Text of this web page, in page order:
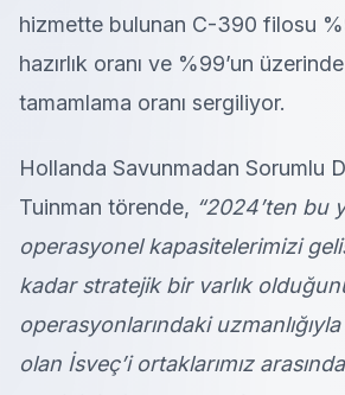
hizmette bulunan C-390 filosu
hazırlık oranı ve %99’un
tamamlama oranı sergiliyor.
Hollanda Savunmadan Sorumlu
Tuinman törende, “2024’ten bu
operasyonel kapasitelerimizi
kadar stratejik bir varlık
operasyonlarındaki
olan İsveç’i ortaklarımız